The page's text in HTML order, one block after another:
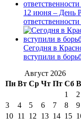
12 июня – День
Сегодня в
вступили в
Август 2026
Пн Вт Ср Чт Пт Сб
1
2
3
4 5 6 7 8
9
10 11 12 13 14 15